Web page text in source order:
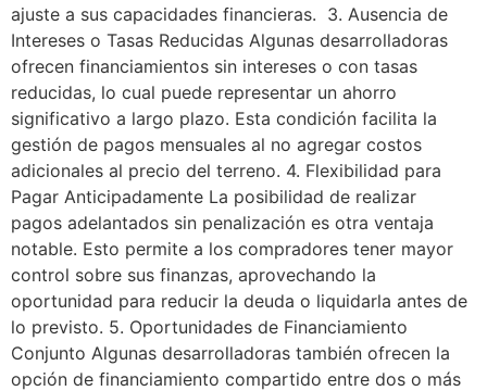
ajuste a sus capacidades financieras. 3. Ausencia de
Intereses o Tasas Reducidas Algunas desarrolladoras
ofrecen financiamientos sin intereses o con tasas
reducidas, lo cual puede representar un ahorro
significativo a largo plazo. Esta condición facilita la
gestión de pagos mensuales al no agregar costos
adicionales al precio del terreno. 4. Flexibilidad para
Pagar Anticipadamente La posibilidad de realizar
pagos adelantados sin penalización es otra ventaja
notable. Esto permite a los compradores tener mayor
control sobre sus finanzas, aprovechando la
oportunidad para reducir la deuda o liquidarla antes de
lo previsto. 5. Oportunidades de Financiamiento
Conjunto Algunas desarrolladoras también ofrecen la
opción de financiamiento compartido entre dos o más